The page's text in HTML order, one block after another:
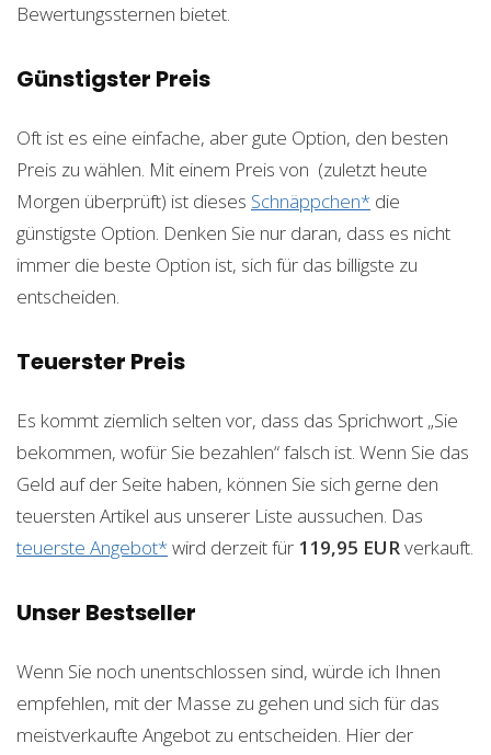
Bewertungssternen bietet.
Günstigster Preis
Oft ist es eine einfache, aber gute Option, den besten
Preis zu wählen. Mit einem Preis von (zuletzt heute
Morgen überprüft) ist dieses Schnäppchen* die
günstigste Option. Denken Sie nur daran, dass es nicht
immer die beste Option ist, sich für das billigste zu
entscheiden.
Teuerster Preis
Es kommt ziemlich selten vor, dass das Sprichwort „Sie
bekommen, wofür Sie bezahlen“ falsch ist. Wenn Sie das
Geld auf der Seite haben, können Sie sich gerne den
teuersten Artikel aus unserer Liste aussuchen. Das
teuerste Angebot*wird derzeit für 119,95 EURverkauft.
Unser Bestseller
Wenn Sie noch unentschlossen sind, würde ich Ihnen
empfehlen, mit der Masse zu gehen und sich für das
meistverkaufte Angebot zu entscheiden. Hier der